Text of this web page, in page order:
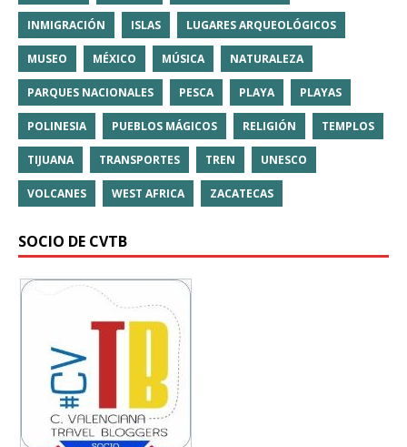
INMIGRACIÓN ISLAS LUGARES ARQUEOLÓGICOS
MUSEO MÉXICO MÚSICA NATURALEZA
PARQUES NACIONALES PESCA PLAYA PLAYAS
POLINESIA PUEBLOS MÁGICOS RELIGIÓN TEMPLOS
TIJUANA TRANSPORTES TREN UNESCO
VOLCANES WEST AFRICA ZACATECAS
SOCIO DE CVTB